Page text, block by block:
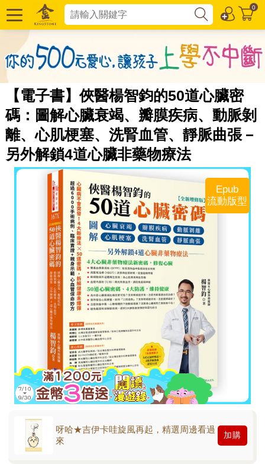
0
【電子書】俠醫楊智鈞的50道心臟密
碼：圖解心臟衰竭、瓣膜疾病、動脈剝
離、心肌梗塞、洗腎血管、靜脈曲張－
另外解鎖4道心臟非藥物療法
Epub
流動版型
呀哈★吉伊卡哇旋風再起，精選周邊看過
來
加購